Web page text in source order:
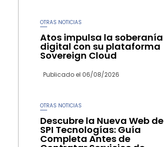
OTRAS NOTICIAS
Atos impulsa la soberanía
digital con su plataforma
Sovereign Cloud
Publicado el 06/08/2026
OTRAS NOTICIAS
Descubre la Nueva Web de
SPI Tecnologías: Guía
Completa Antes de